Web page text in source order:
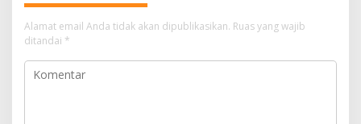
Alamat email Anda tidak akan dipublikasikan. Ruas yang wajib
ditandai *